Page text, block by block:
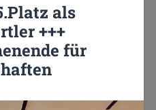
als
+++
für